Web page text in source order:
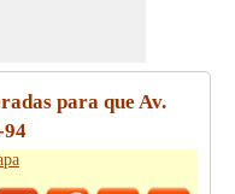
para que Av.
94